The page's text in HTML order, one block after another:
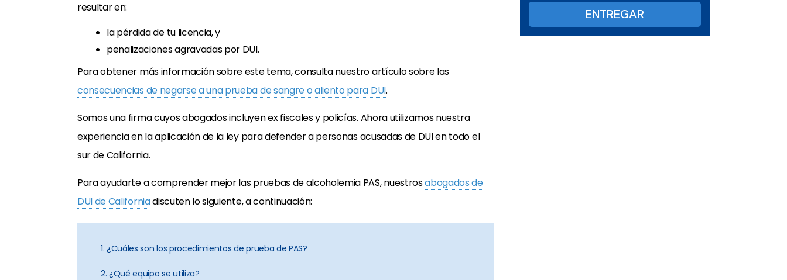
resultar en:
la pérdida de tu licencia, y
penalizaciones agravadas por DUI.
Para obtener más información sobre este tema, consulta nuestro artículo sobre las
consecuencias de negarse a una prueba de sangre o aliento para DUI.
Somos una firma cuyos abogados incluyen ex fiscales y policías. Ahora utilizamos nuestra
experiencia en la aplicación de la ley para defender a personas acusadas de DUI en todo el
sur de California.
Para ayudarte a comprender mejor las pruebas de alcoholemia PAS, nuestrosabogados de
DUI de Californiadiscuten lo siguiente, a continuación:
1. ¿Cuáles son los procedimientos de prueba de PAS?
2. ¿Qué equipo se utiliza?